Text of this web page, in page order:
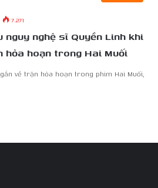
7.271
nguy nghệ sĩ Quyền Linh khi
hỏa hoạn trong Hai Muối
về trận hỏa hoạn trong phim Hai Muối,